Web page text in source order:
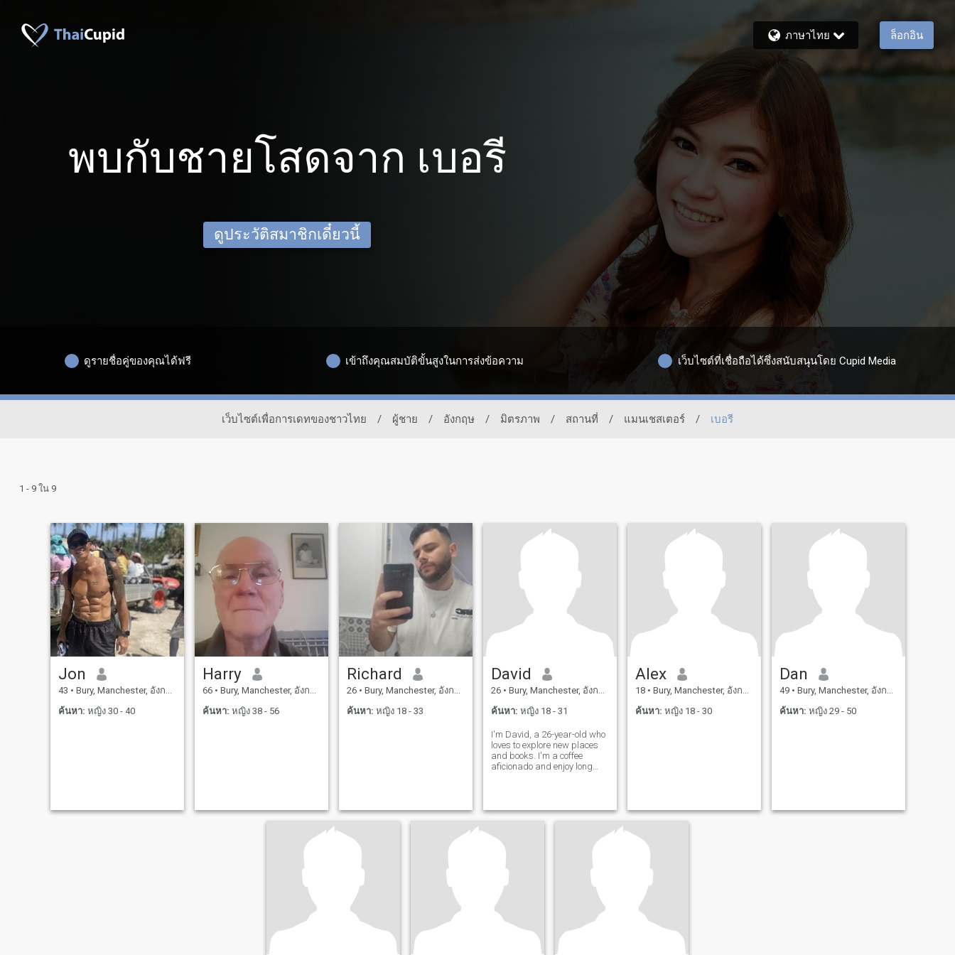
ภาษาไทย ล็อกอิน
พบกับชายโสดจาก เบอรี
ดูประวัติสมาชิกเดี๋ยวนี้
ดูรายชื่อคู่ของคุณได้ฟรี เข้าถึงคุณสมบัติขั้นสูงในการส่งข้อความ เว็บไซต์ที่เชื่อถือได้ซึ่งสนับสนุนโดย Cupid Media
เว็บไซต์เพื่อการเดทของชาวไทย / ผู้ชาย / อังกฤษ / มิตรภาพ / สถานที่ / แมนเชสเตอร์ / เบอรี
1 - 9 ใน 9
Jon
43 • Bury, Manchester, อังกฤษ
ค้นหา: หญิง 30 - 40
Harry
66 • Bury, Manchester, อังกฤษ
ค้นหา: หญิง 38 - 56
Richard
26 • Bury, Manchester, อังกฤษ
ค้นหา: หญิง 18 - 33
David
26 • Bury, Manchester, อังกฤษ
ค้นหา: หญิง 18 - 31
I'm David, a 26-year-old who
loves to explore new places
and books. I'm a coffee
aficionado and enjoy long
adventure and great stories.
Alex
18 • Bury, Manchester, อังกฤษ
ค้นหา: หญิง 18 - 30
Dan
49 • Bury, Manchester, อังกฤษ
ค้นหา: หญิง 29 - 50